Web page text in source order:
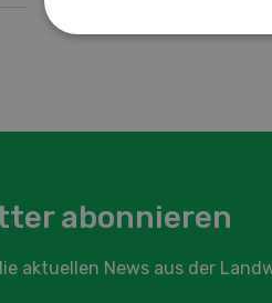
abonnieren
aktuellen News aus der